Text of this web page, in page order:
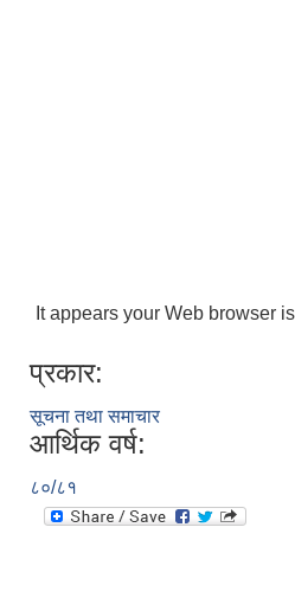
It appears your Web browser
प्रकार:
सूचना तथा समाचार
आर्थिक वर्ष:
८०/८१